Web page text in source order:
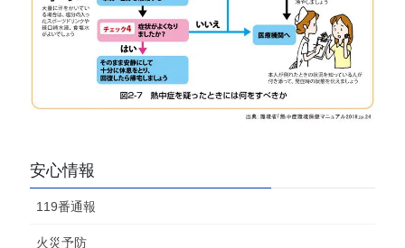
安心情報
119番通報
火災予防